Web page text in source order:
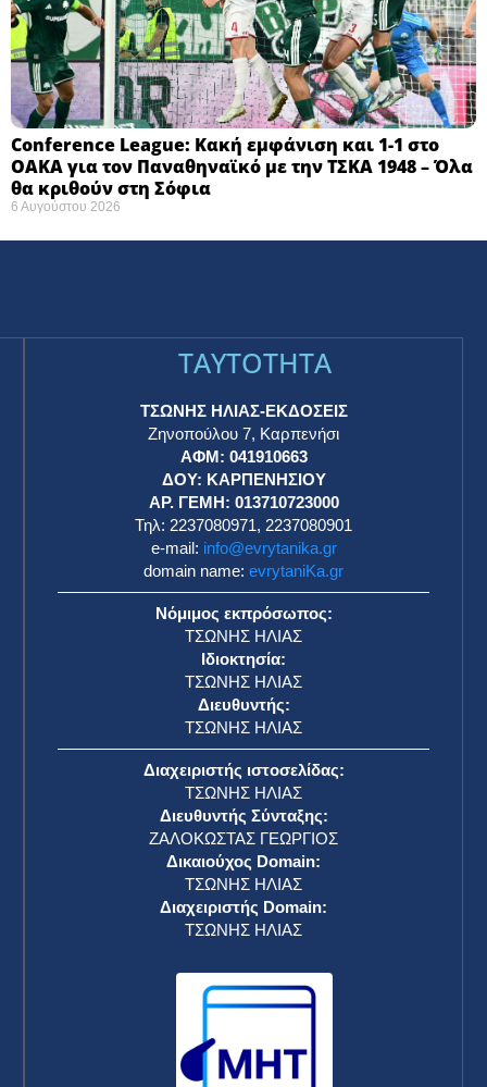
Conference League: Κακή εμφάνιση και 1-1 στο
ΟΑΚΑ για τον Παναθηναϊκό με την ΤΣΚΑ 1948 – Όλα
θα κριθούν στη Σόφια ​
6 Αυγούστου 2026
TAYTOTHTA
ΤΣΩΝΗΣ ΗΛΙΑΣ-ΕΚΔΟΣΕΙΣ
Ζηνοπούλου 7, Καρπενήσι
ΑΦΜ: 041910663
ΔΟΥ: ΚΑΡΠΕΝΗΣΙΟΥ
ΑΡ. ΓΕΜΗ: 013710723000
Τηλ: 2237080971, 2237080901
e-mail: info@evrytanika.gr
domain name: evrytaniKa.gr
Νόμιμος εκπρόσωπος:
ΤΣΩΝΗΣ ΗΛΙΑΣ
Ιδιοκτησία:
ΤΣΩΝΗΣ ΗΛΙΑΣ
Διευθυντής:
ΤΣΩΝΗΣ ΗΛΙΑΣ
Διαχειριστής ιστοσελίδας:
ΤΣΩΝΗΣ ΗΛΙΑΣ
Διευθυντής Σύνταξης:
ΖΑΛΟΚΩΣΤΑΣ ΓΕΩΡΓΙΟΣ
Δικαιούχος Domain:
ΤΣΩΝΗΣ ΗΛΙΑΣ
Διαχειριστής Domain:
ΤΣΩΝΗΣ ΗΛΙΑΣ